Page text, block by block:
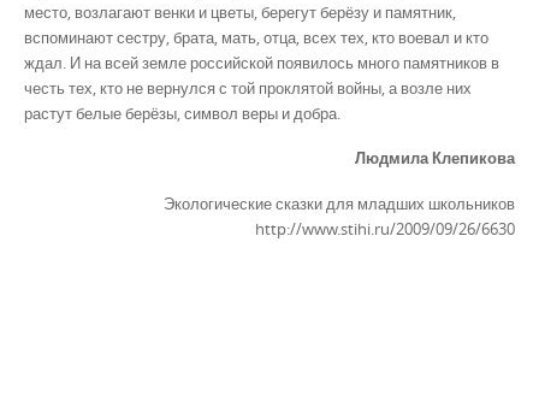
место, возлагают венки и цветы, берегут берёзу и памятник,
вспоминают сестру, брата, мать, отца, всех тех, кто воевал и кто
ждал. И на всей земле российской появилось много памятников в
честь тех, кто не вернулся с той проклятой войны, а возле них
растут белые берёзы, символ веры и добра.
Людмила Клепикова
Экологические сказки для младших школьников
http://www.stihi.ru/2009/09/26/6630